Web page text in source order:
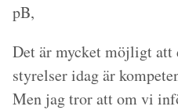
pB,
Det är mycket möjligt
styrelser idag är
Men jag tror att om vi